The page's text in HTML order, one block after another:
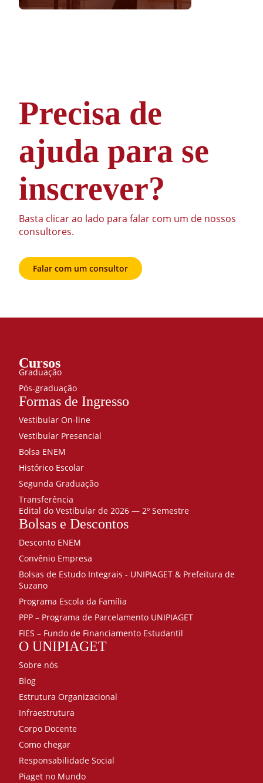
Precisa de
ajuda para se
inscrever?
Basta clicar ao lado para falar com um de nossos
consultores.
Falar com um consultor
Cursos
Graduação
Pós-graduação
Formas de Ingresso
Vestibular On-line
Vestibular Presencial
Bolsa ENEM
Histórico Escolar
Segunda Graduação
Transferência
Edital do Vestibular de 2026 — 2º Semestre
Bolsas e Descontos
Desconto ENEM
Convênio Empresa
Bolsas de Estudo Integrais - UNIPIAGET & Prefeitura de
Suzano
Programa Escola da Família
PPP – Programa de Parcelamento UNIPIAGET
FIES – Fundo de Financiamento Estudantil
O UNIPIAGET
Sobre nós
Blog
Estrutura Organizacional
Infraestrutura
Corpo Docente
Como chegar
Responsabilidade Social
Piaget no Mundo